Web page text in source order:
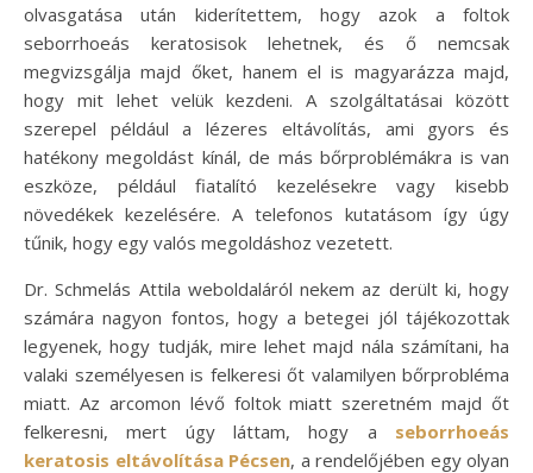
olvasgatása után kiderítettem, hogy azok a foltok
seborrhoeás keratosisok lehetnek, és ő nemcsak
megvizsgálja majd őket, hanem el is magyarázza majd,
hogy mit lehet velük kezdeni. A szolgáltatásai között
szerepel például a lézeres eltávolítás, ami gyors és
hatékony megoldást kínál, de más bőrproblémákra is van
eszköze, például fiatalító kezelésekre vagy kisebb
növedékek kezelésére. A telefonos kutatásom így úgy
tűnik, hogy egy valós megoldáshoz vezetett.
Dr. Schmelás Attila weboldaláról nekem az derült ki, hogy
számára nagyon fontos, hogy a betegei jól tájékozottak
legyenek, hogy tudják, mire lehet majd nála számítani, ha
valaki személyesen is felkeresi őt valamilyen bőrprobléma
miatt. Az arcomon lévő foltok miatt szeretném majd őt
felkeresni, mert úgy láttam, hogy a seborrhoeás
keratosis eltávolítása Pécsen, a rendelőjében egy olyan